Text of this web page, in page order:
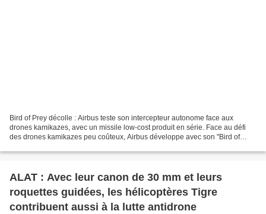
Bird of Prey décolle : Airbus teste son intercepteur autonome face aux
drones kamikazes, avec un missile low-cost produit en série. Face au défi
des drones kamikazes peu coûteux, Airbus développe avec son "Bird of
ALAT : Avec leur canon de 30 mm et leurs
roquettes guidées, les hélicoptères Tigre
contribuent aussi à la lutte antidrone